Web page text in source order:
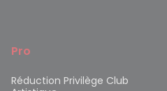
Pro
Réduction Privilège Club